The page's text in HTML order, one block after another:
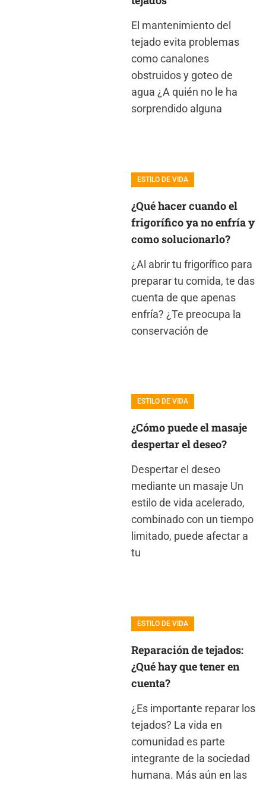
El mantenimiento del
tejado evita problemas
como canalones
obstruidos y goteo de
agua ¿A quién no le ha
sorprendido alguna
ESTILO DE VIDA
¿Qué hacer cuando el
frigorífico ya no enfría y
como solucionarlo?
¿Al abrir tu frigorífico para
preparar tu comida, te das
cuenta de que apenas
enfría? ¿Te preocupa la
conservación de
ESTILO DE VIDA
¿Cómo puede el masaje
despertar el deseo?
Despertar el deseo
mediante un masaje Un
estilo de vida acelerado,
combinado con un tiempo
limitado, puede afectar a
tu
ESTILO DE VIDA
Reparación de tejados:
¿Qué hay que tener en
cuenta?
¿Es importante reparar los
tejados? La vida en
comunidad es parte
integrante de la sociedad
humana. Más aún en las